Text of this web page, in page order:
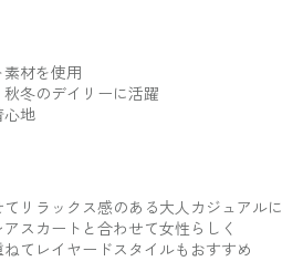
材を使用
冬のデイリーに活躍
心地
リラックス感のある大人カジュアルに
スカートと合わせて女性らしく
てレイヤードスタイルもおすすめ